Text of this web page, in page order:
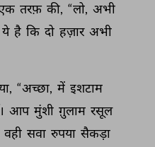
तरफ़ की, “लो, अभी
ये है कि दो हज़ार अभी
“अच्छा, में इशटाम
आप मुंशी ग़ुलाम रसूल
वही सवा रुपया सैकड़ा